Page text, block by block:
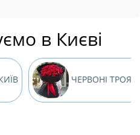
в Києві
ЧЕРВОНІ